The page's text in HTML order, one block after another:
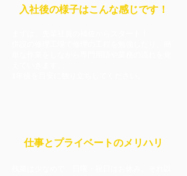
入社後の様子はこんな感じです！
仕事とプライベートのメリハリ